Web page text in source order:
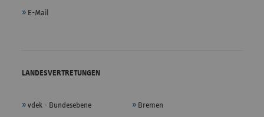
E-Mail
LANDESVERTRETUNGEN
vdek - Bundesebene Bremen